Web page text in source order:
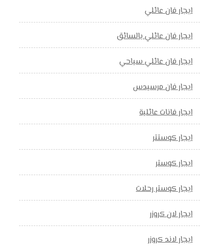
ايجار فان عائلي
ايجار فان عائلي بالسائق
ايجار فان عائلي سياحي
ايجار فان مرسيدس
ايجار فانات عائلية
ايجار كوستتر
ايجار كوستر
ايجار كوستر رحلات
ايجار لان كروزر
ايجار لاند كروزر